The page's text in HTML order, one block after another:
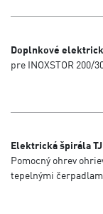
Doplnkové
pre INOXSTOR 200/
Elektrická špirála
Pomocný ohrev
tepelnými